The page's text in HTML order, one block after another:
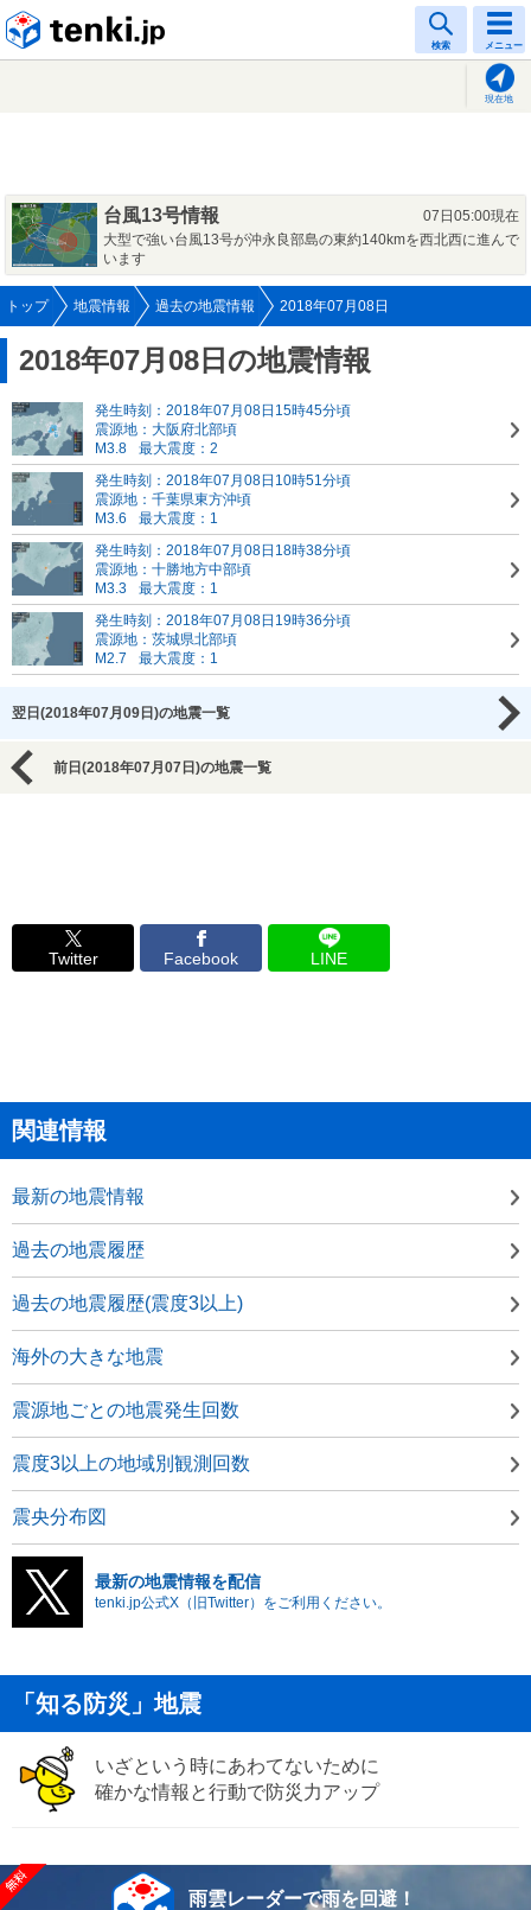
検索 メニュー
現在地
台風13号情報
07日05:00現在
大型で強い台風13号が沖永良部島の東約140kmを西北西に進んで
います
トップ 地震情報 過去の地震情報 2018年07月08日
2018年07月08日の地震情報
発生時刻：2018年07月08日15時45分頃
震源地：大阪府北部頃
M3.8
最大震度：2
発生時刻：2018年07月08日10時51分頃
震源地：千葉県東方沖頃
M3.6
最大震度：1
発生時刻：2018年07月08日18時38分頃
震源地：十勝地方中部頃
M3.3
最大震度：1
発生時刻：2018年07月08日19時36分頃
震源地：茨城県北部頃
M2.7
最大震度：1
翌日(2018年07月09日)の地震一覧
前日(2018年07月07日)の地震一覧
Twitter Facebook LINE
関連情報
最新の地震情報
過去の地震履歴
過去の地震履歴(震度3以上)
海外の大きな地震
震源地ごとの地震発生回数
震度3以上の地域別観測回数
震央分布図
最新の地震情報を配信
tenki.jp公式X（旧Twitter）をご利用ください。
「知る防災」地震
いざという時にあわてないために
確かな情報と行動で防災力アップ
雨雲レーダーで雨を回避！